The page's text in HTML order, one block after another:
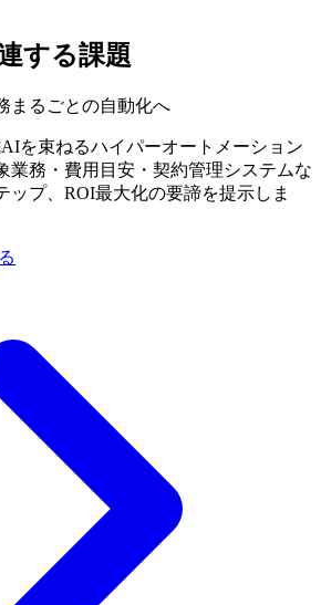
する課題
まるごとの自動化へ
を束ねるハイパーオートメーション
業務・費用目安・契約管理システムな
ップ、ROI最大化の要諦を提示しま